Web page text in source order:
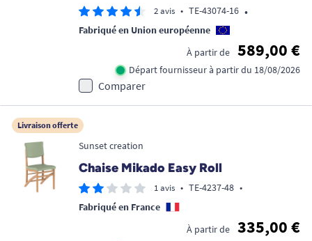
2 avis • TE-43074-16 •
Fabriqué en Union européenne
À partir de
589,00 €
Départ fournisseur à partir du 18/08/2026
Comparer
Livraison offerte
Sunset creation
Chaise Mikado Easy Roll
1 avis • TE-4237-48 •
Fabriqué en France
À partir de
335,00 €